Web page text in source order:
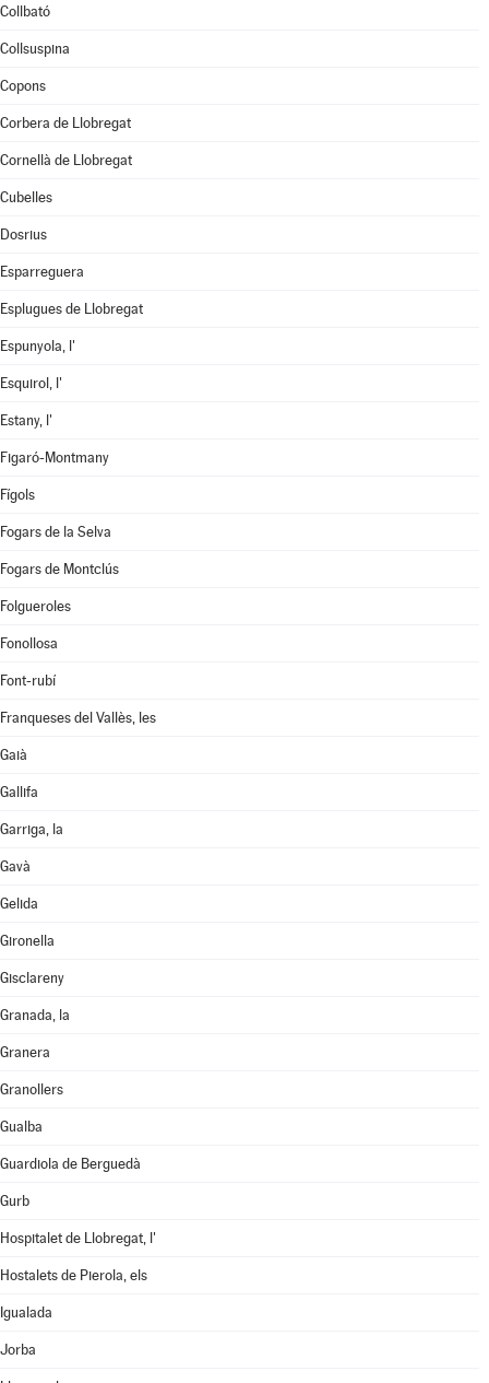
Collbató
Collsuspina
Copons
Corbera de Llobregat
Cornellà de Llobregat
Cubelles
Dosrius
Esparreguera
Esplugues de Llobregat
Espunyola, l'
Esquirol, l'
Estany, l'
Figaró-Montmany
Fígols
Fogars de la Selva
Fogars de Montclús
Folgueroles
Fonollosa
Font-rubí
Franqueses del Vallès, les
Gaià
Gallifa
Garriga, la
Gavà
Gelida
Gironella
Gisclareny
Granada, la
Granera
Granollers
Gualba
Guardiola de Berguedà
Gurb
Hospitalet de Llobregat, l'
Hostalets de Pierola, els
Igualada
Jorba